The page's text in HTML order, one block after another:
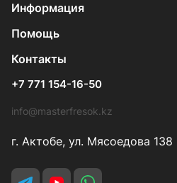
Информация
Помощь
Контакты
+7 771 154-16-50
info@masterfresok.kz
г. Актобе, ул. Мясоедова 138